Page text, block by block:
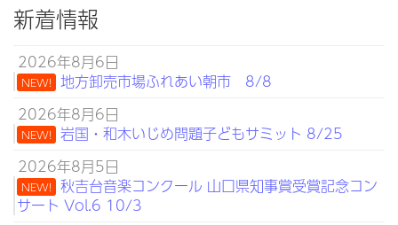
新着情報
2026年8月6日
NEW! 地方卸売市場ふれあい朝市 8/8
2026年8月6日
NEW! 岩国・和木いじめ問題子どもサミット 8/25
2026年8月5日
NEW! 秋吉台音楽コンクール 山口県知事賞受賞記念コン
サート Vol.6 10/3